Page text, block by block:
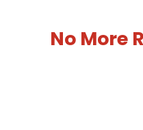
No More